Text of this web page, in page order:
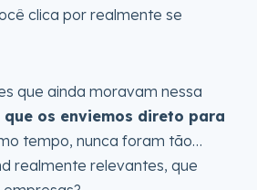
clica por realmente se
que ainda moravam nessa
os enviemos direto para
tempo, nunca foram tão…
realmente relevantes, que